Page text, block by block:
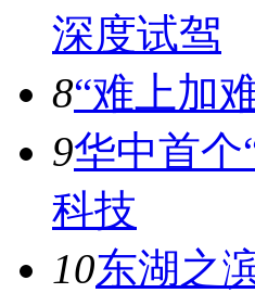
深度试驾
8“难上加
9华中首个
科技
10东湖之